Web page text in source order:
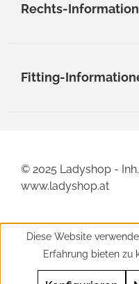
Rechts-
Fitting-
© 2025 Ladyshop -
www.ladyshop.at
Diese Website
Erfahrung bieten zu